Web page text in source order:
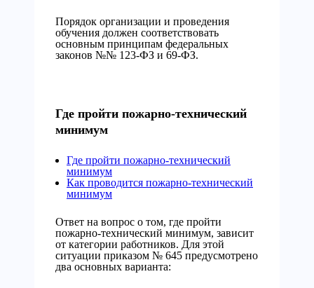
Порядок организации и проведения
обучения должен соответствовать
основным принципам федеральных
законов №№ 123-ФЗ и 69-ФЗ.
Где пройти пожарно-технический
минимум
Где пройти пожарно-технический
минимум
Как проводится пожарно-технический
минимум
Ответ на вопрос о том, где пройти
пожарно-технический минимум, зависит
от категории работников. Для этой
ситуации приказом № 645 предусмотрено
два основных варианта: